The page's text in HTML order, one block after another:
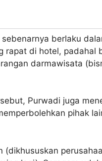
berlaku
rapat di hotel, padahal
darmawisata
Purwadi juga
pihak
(dikhususkan